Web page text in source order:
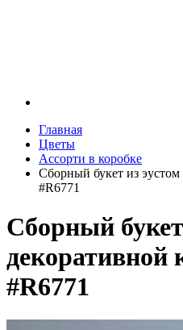
Главная
Цветы
Ассорти в коробке
Сборный букет из эустом
#R6771
Сборный
декоративной
#R6771